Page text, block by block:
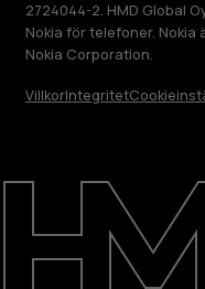
Reparera,
Hållbarhet
Kundservice
2724044-2. HMD Global
Nokia för telefoner.
Nokia Corporation.
VillkorIntegritet